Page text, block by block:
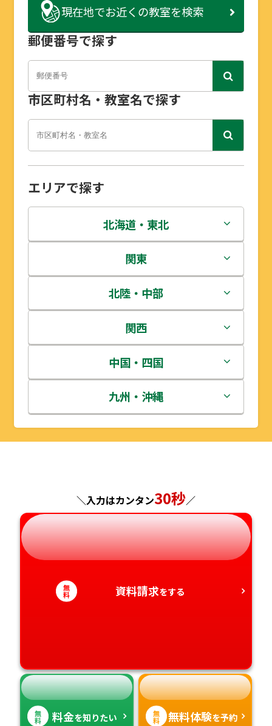
現在地でお近くの教室を検索
郵便番号で探す
市区町村名・教室名で探す
エリアで探す
北海道・東北
北海道
青森県
岩手県
宮城県
秋田県
山形県
関東
茨城県
栃木県
群馬県
埼玉県
千葉県
神奈川県
北陸・中部
新潟県
富山県
石川県
福井県
長野県
岐阜県
静岡県
愛知県
関西
三重県
滋賀県
京都府
兵庫県
奈良県
和歌山県
中国・四国
鳥取県
島根県
広島県
山口県
徳島県
香川県
高知県
九州・沖縄
福岡県
長崎県
熊本県
大分県
宮崎県
沖縄県
＼入力はカンタン30秒／
無
料 資料請求をする
無
料 料金を知りたい 無
料 無料体験を予約